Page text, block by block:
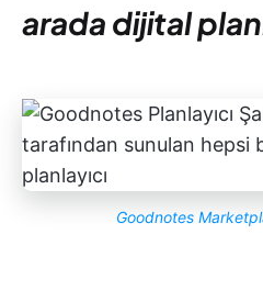
arada dijital
Goodnotes